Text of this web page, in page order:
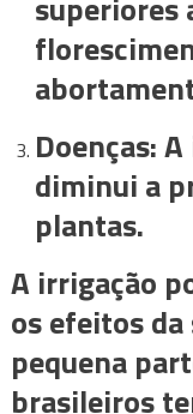
Doenças:
diminui a
plantas.
A irrigação
os efeitos da
pequena
brasileiros